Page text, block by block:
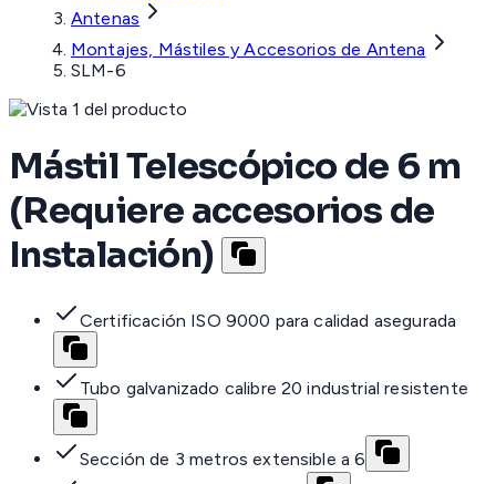
Antenas
Montajes, Mástiles y Accesorios de Antena
SLM-6
Mástil Telescópico de 6 m
(Requiere accesorios de
Instalación)
Certificación ISO 9000 para calidad asegurada
Tubo galvanizado calibre 20 industrial resistente
Sección de 3 metros extensible a 6